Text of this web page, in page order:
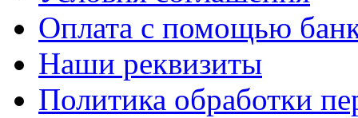
Оплата с помощью
Наши реквизиты
Политика обработки